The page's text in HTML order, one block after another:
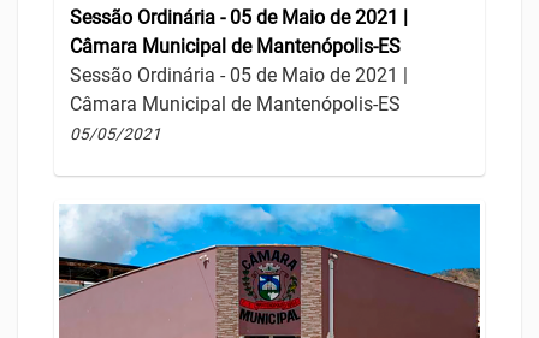
Sessão Ordinária - 05 de Maio de 2021 |
Câmara Municipal de Mantenópolis-ES
Sessão Ordinária - 05 de Maio de 2021 |
Câmara Municipal de Mantenópolis-ES
05/05/2021